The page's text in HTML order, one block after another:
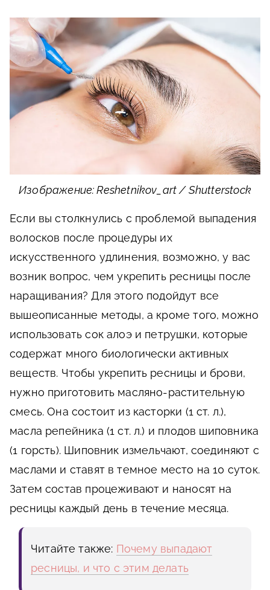
Изображение: Reshetnikov_art / Shutterstock
Если вы столкнулись с проблемой выпадения
волосков после процедуры их
искусственного удлинения, возможно, у вас
возник вопрос, чем укрепить ресницы после
наращивания? Для этого подойдут все
вышеописанные методы, а кроме того, можно
использовать сок алоэ и петрушки, которые
содержат много биологически активных
веществ. Чтобы укрепить ресницы и брови,
нужно приготовить масляно-растительную
смесь. Она состоит из касторки (1 ст. л.),
масла репейника (1 ст. л.) и плодов шиповника
(1 горсть). Шиповник измельчают, соединяют с
маслами и ставят в темное место на 10 суток.
Затем состав процеживают и наносят на
ресницы каждый день в течение месяца.
Читайте также: Почему выпадают
ресницы, и что с этим делать